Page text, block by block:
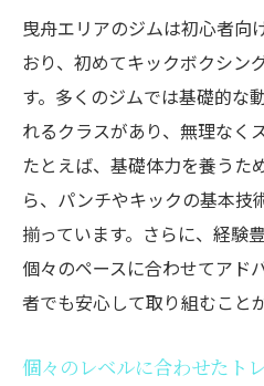
曳舟エリアのジムは初心者向
おり、初めてキックボクシン
す。多くのジムでは基礎的な
れるクラスがあり、無理なく
たとえば、基礎体力を養うた
ら、パンチやキックの基本技
揃っています。さらに、経験
個々のペースに合わせてアド
者でも安心して取り組むこと
個々のレベルに合わせたト